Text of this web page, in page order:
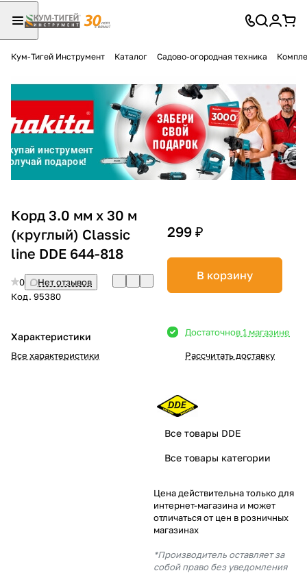
Кум-Тигей Инструмент Каталог Садово-огородная техника
Корд 3.0 мм х 30 м
(круглый) Classic
line DDE 644-818
0
Нет отзывов
Код. 95380
Характеристики
Все характеристики
299 ₽
В корзину
Достаточнов 1 магазине
Рассчитать доставку
Все товары DDE
Все товары категории
Цена действительна только для
интернет-магазина и может
отличаться от цен в розничных
магазинах
*Производитель оставляет за
собой право без уведомления
Разбейте
оплатуна части
без переплат
График платежей
Сегодня
в корзину
% картой любого банка
% будут
с вашей карты